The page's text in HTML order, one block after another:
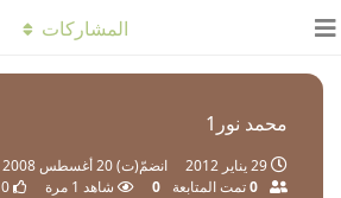
محمد نور1
29 يناير 2012 انضمّ(ت)20 أغسطس 2008
0تمت المتابعة 0 شاهد 1 مرة 0
المشاركات